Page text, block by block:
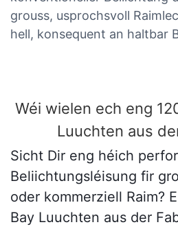
grouss, usprochsvoll
hell, konsequent an haltbar
Wéi wielen ech eng
Luuchten aus
Sicht Dir eng héich
Beliichtungsléisung fir
oder kommerziell Raim?
Bay Luuchten aus der